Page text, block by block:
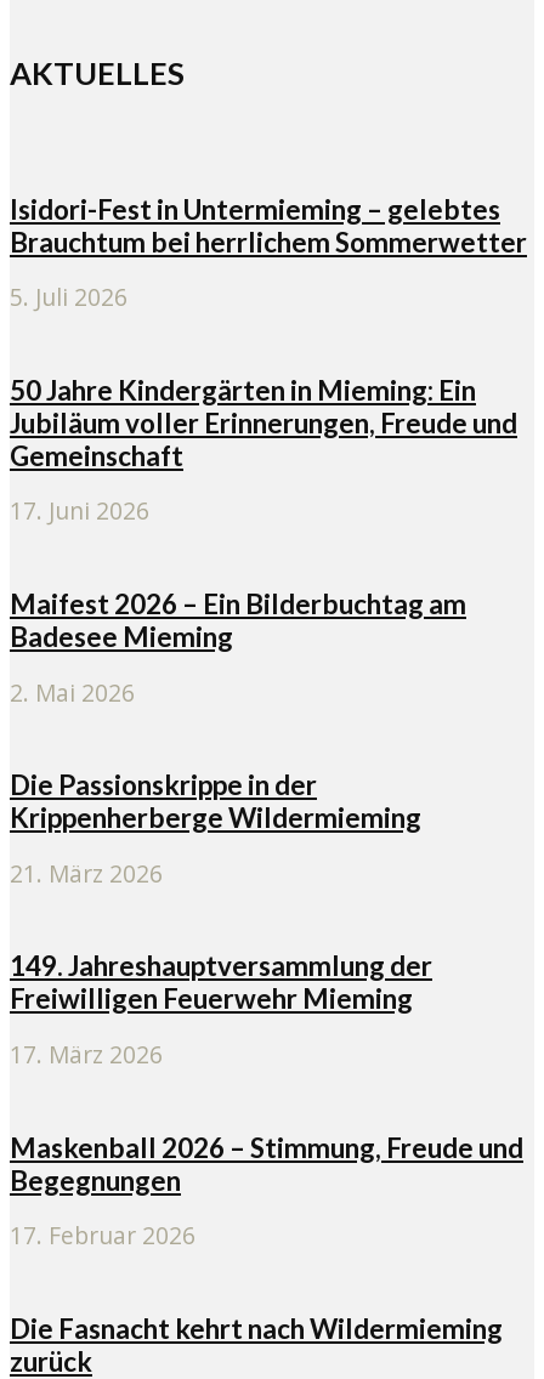
AKTUELLES
Isidori-Fest in Untermieming – gelebtes
Brauchtum bei herrlichem Sommerwetter
5. Juli 2026
50 Jahre Kindergärten in Mieming: Ein
Jubiläum voller Erinnerungen, Freude und
Gemeinschaft
17. Juni 2026
Maifest 2026 – Ein Bilderbuchtag am
Badesee Mieming
2. Mai 2026
Die Passionskrippe in der
Krippenherberge Wildermieming
21. März 2026
149. Jahreshauptversammlung der
Freiwilligen Feuerwehr Mieming
17. März 2026
Maskenball 2026 – Stimmung, Freude und
Begegnungen
17. Februar 2026
Die Fasnacht kehrt nach Wildermieming
zurück